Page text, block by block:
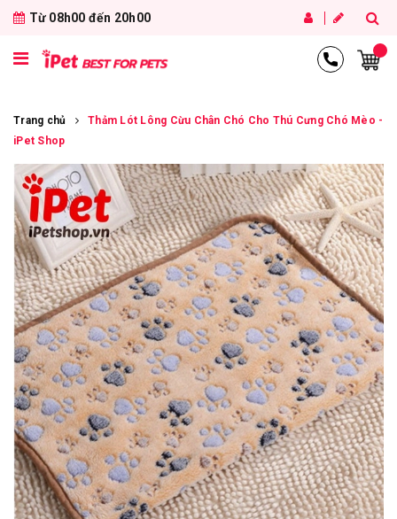
Từ 08h00 đến 20h00
Trang chủ
Thảm Lót Lông Cừu Chân Chó Cho Thú Cưng Chó Mèo -
iPet Shop